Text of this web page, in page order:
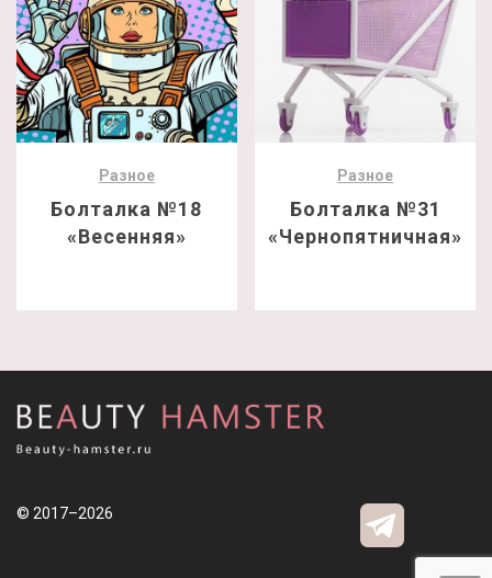
Разное
Болталка №18
«Весенняя»
Разное
Болталка №31
«Чернопятничная»
© 2017–2026